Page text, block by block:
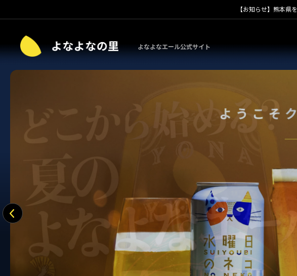
【お知らせ】熊本県
よなよなエール公式サイト